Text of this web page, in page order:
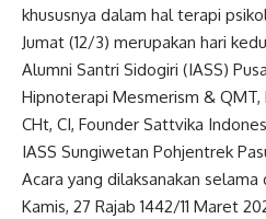
khususnya dalam hal terapi
Jumat (12/3) merupakan hari
Alumni Santri Sidogiri (IASS)
Hipnoterapi Mesmerism & QMT,
CHt, CI, Founder Sattvika
IASS Sungiwetan Pohjentrek
Acara yang dilaksanakan selama
Kamis, 27 Rajab 1442/11 Maret